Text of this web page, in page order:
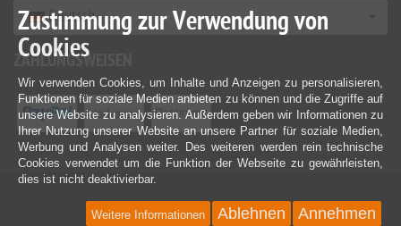
Deutsch
ZAHLUNGSWEISEN
Zustimmung zur Verwendung von
Cookies
Wir verwenden Cookies, um Inhalte und Anzeigen zu personalisieren,
Funktionen für soziale Medien anbieten zu können und die Zugriffe auf
unsere Website zu analysieren. Außerdem geben wir Informationen zu
Ihrer Nutzung unserer Website an unsere Partner für soziale Medien,
Werbung und Analysen weiter. Des weiteren werden rein technische
Cookies verwendet um die Funktion der Webseite zu gewährleisten,
dies ist nicht deaktivierbar.
Annehmen
Ablehnen
Weitere Informationen